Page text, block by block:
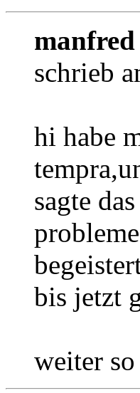
manfred
schrieb
hi habe
sagte
bis jetzt
weiter